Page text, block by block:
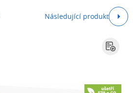
Následující produkt